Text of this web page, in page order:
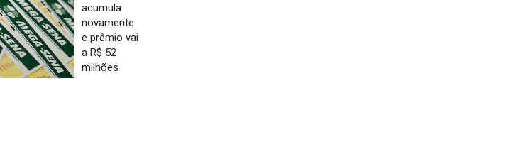
acumula
novamente
e prêmio vai
a R$ 52
milhões